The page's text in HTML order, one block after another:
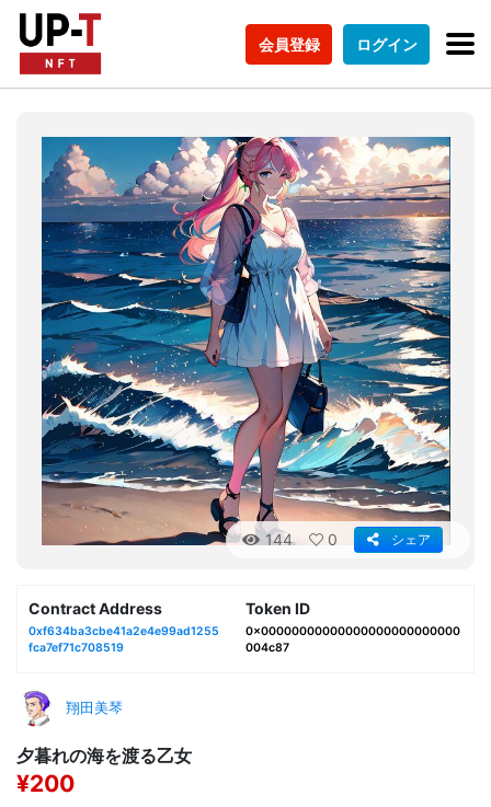
会員登録 ログイン
144 0 シェア
Contract Address
0xf634ba3cbe41a2e4e99ad1255
fca7ef71c708519
Token ID
0x00000000000000000000000000
004c87
翔田美琴
夕暮れの海を渡る乙女
¥200